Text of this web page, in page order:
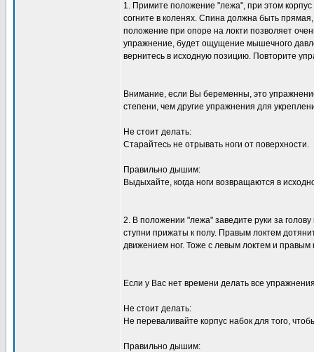
1. Примите положение "лежа", при этом
согните в коленях. Спина должна быть
положение при опоре на локти позволяет
упражнение, будет ощущение мышечного
вернитесь в исходную позицию. Повторите
Внимание, если Вы беременны, это
степени, чем другие упражнения для
Не стоит делать:
Старайтесь не отрывать ноги от поверхности.
Правильно дышим:
Выдыхайте, когда ноги возвращаются в
2. В положении "лежа" заведите руки за
ступни прижаты к полу. Правым локтем
движением ног. Тоже с левым локтем и
Если у Вас нет времени делать все
Не стоит делать:
Не переваливайте корпус набок для того,
Правильно дышим: